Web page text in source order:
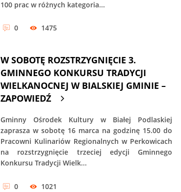
100 prac w różnych kategoria...
0 1475
W SOBOTĘ ROZSTRZYGNIĘCIE 3.
GMINNEGO KONKURSU TRADYCJI
WIELKANOCNEJ W BIALSKIEJ GMINIE –
ZAPOWIEDŹ
Gminny Ośrodek Kultury w Białej Podlaskiej
zaprasza w sobotę 16 marca na godzinę 15.00 do
Pracowni Kulinariów Regionalnych w Perkowicach
na rozstrzygnięcie trzeciej edycji Gminnego
Konkursu Tradycji Wielk...
0 1021